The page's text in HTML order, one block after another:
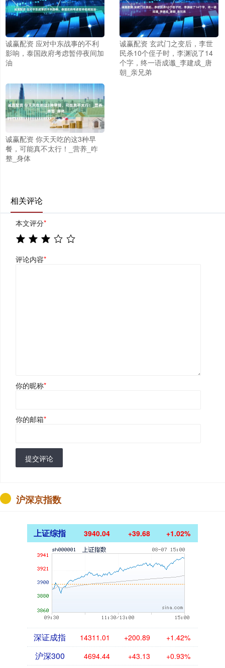
诚赢配资 应对中东战事的不利
影响，泰国政府考虑暂停夜间加
油
诚赢配资 玄武门之变后，李世
民杀10个侄子时，李渊说了14
个字，终一语成谶_李建成_唐
朝_亲兄弟
诚赢配资 你天天吃的这3种早
餐，可能真不太行！_营养_咋
整_身体
相关评论
本文评分*
评论内容*
你的昵称*
你的邮箱*
提交评论
沪深京指数
上证综指 3940.04 +39.68 +1.02%
深证成指 14311.01 +200.89 +1.42%
沪深300 4694.44 +43.13 +0.93%